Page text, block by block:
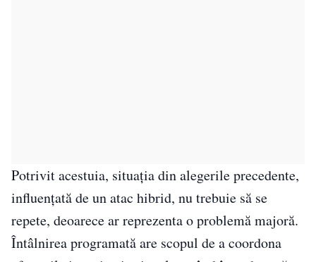
Potrivit acestuia, situația din alegerile precedente,
influențată de un atac hibrid, nu trebuie să se
repete, deoarece ar reprezenta o problemă majoră.
Întâlnirea programată are scopul de a coordona